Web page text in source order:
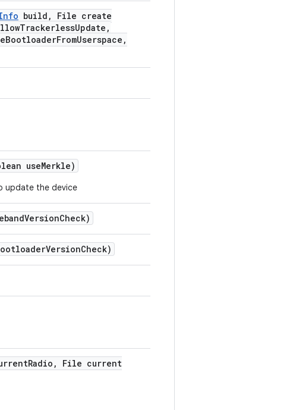
build ,
File create
TrackerlessUpdate ,
BootloaderFromUserspace ,
useMerkle)
update the device
VersionCheck)
VersionCheck)
Radio ,
File current